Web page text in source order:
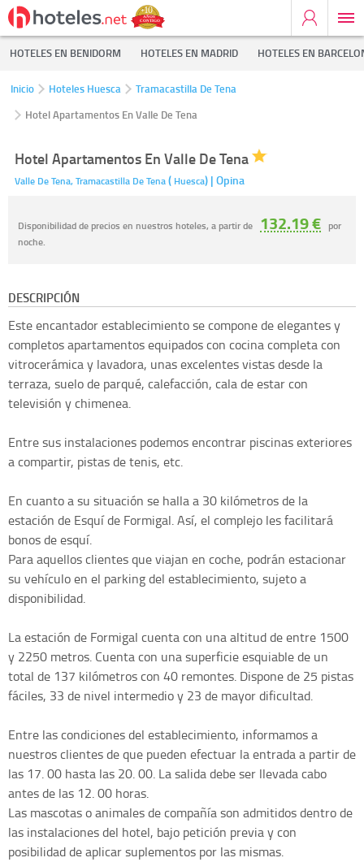
HOTELES EN BENIDORM HOTELES EN MADRID HOTELES EN
Inicio Hoteles Huesca
Tramacastilla De Tena
Hotel Apartamentos En Valle De Tena
Hotel Apartamentos En Valle De Tena
Valle De Tena,Tramacastilla De Tena( Huesca) | Opina
Disponibilidad de precios en nuestros hoteles, a partir de 132.19 € por
noche.
DESCRIPCIÓN
Este encantador establecimiento se compone de elegantes y
completos apartamentos equipados con cocina completa con
vitrocerámica y lavadora, unas excelentes vistas desde la
terraza, suelo de parqué, calefacción, cala de estar con
televisión y chimenea.
Entre sus instalaciones podemos encontrar piscinas exteriores
a compartir, pistas de tenis, etc.
En cuanto a su situación se halla a 30 kilómetros de la
estación de Esquí de Formigal. Así, el complejo les facilitará
bonos de esquí.
Para aquellos clientes que viajan en coche, podrán estacionar
su vehículo en el parking del establecimiento, sujeto a
disponibilidad.
La estación de Formigal cuenta con una altitud de entre 1500
y 2250 metros. Cuenta con una superficie esquiable de un
total de 137 kilómetros con 40 remontes. Dispone de 25 pistas
fáciles, 33 de nivel intermedio y 23 de mayor dificultad.
Entre las condiciones del establecimiento, informamos a
nuestros clientes de que pueden efectuar la entrada a partir de
las 17. 00 hasta las 20. 00. La salida debe ser llevada cabo
antes de las 12. 00 horas.
Las mascotas o animales de compañía son admitidos dentro de
las instalaciones del hotel, bajo petición previa y con
posibilidad de aplicar suplementos por las mismas.